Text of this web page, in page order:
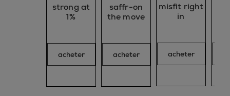
strong at
1%
acheter
saffr-on
the move
acheter
misfit right
in
acheter